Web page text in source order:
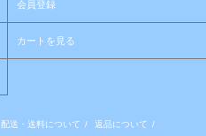
会員登録
カートを見る
配送・送料について / 返品について /